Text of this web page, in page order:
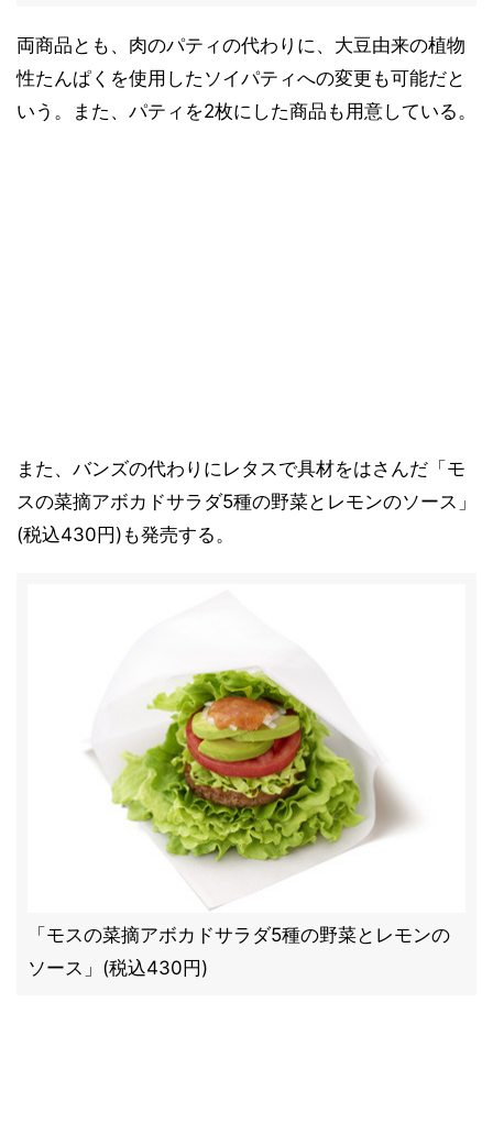
両商品とも、肉のパティの代わりに、大豆由来の植物
性たんぱくを使用したソイパティへの変更も可能だと
いう。また、パティを2枚にした商品も用意している。
また、バンズの代わりにレタスで具材をはさんだ「モ
スの菜摘アボカドサラダ5種の野菜とレモンのソース」
(税込430円)も発売する。
「モスの菜摘アボカドサラダ5種の野菜とレモンの
ソース」(税込430円)